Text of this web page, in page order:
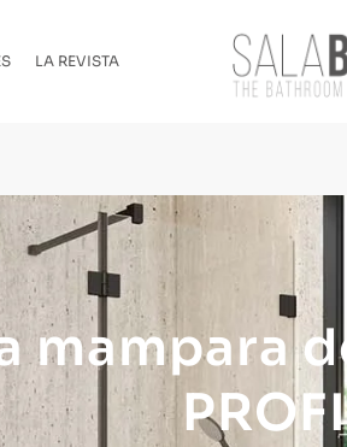
LA REVISTA
mampara